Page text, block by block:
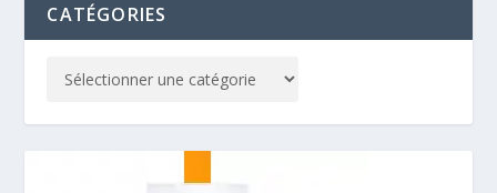
CATÉGORIES